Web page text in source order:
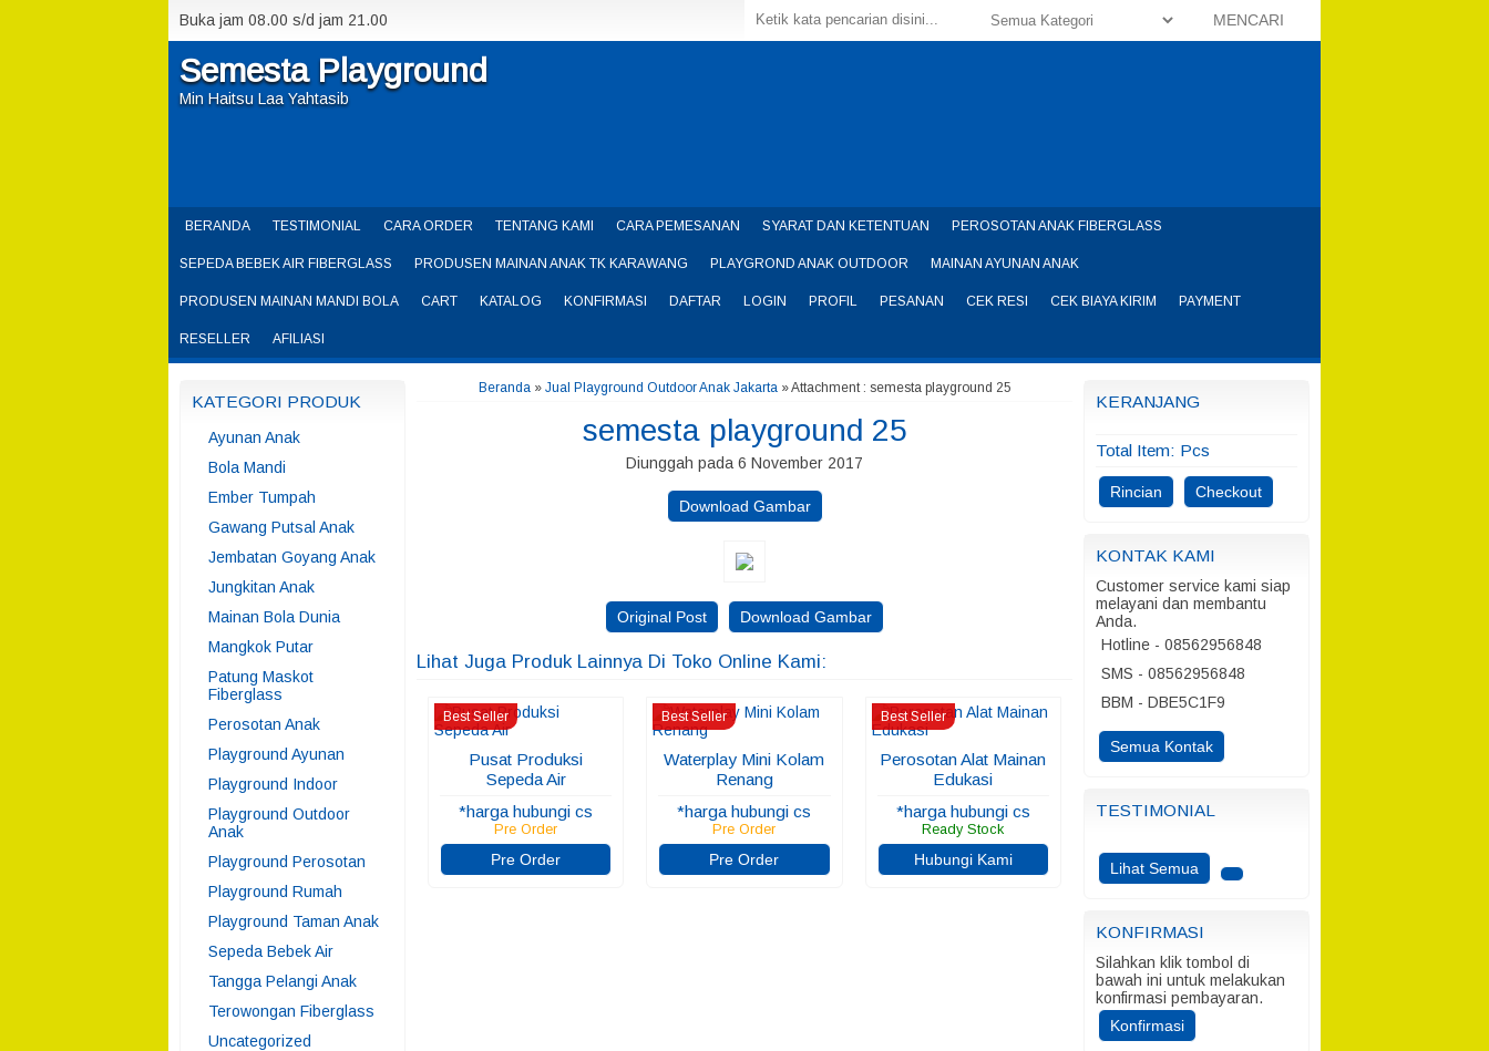
Buka jam 08.00 s/d jam 21.00 MENCARI
Semesta Playground
Min Haitsu Laa Yahtasib
BERANDA TESTIMONIAL CARA ORDER TENTANG KAMI CARA PEMESANAN SYARAT DAN KETENTUAN PEROSOTAN ANAK FIBERGLASS
SEPEDA BEBEK AIR FIBERGLASS PRODUSEN MAINAN ANAK TK KARAWANG PLAYGROND ANAK OUTDOOR MAINAN AYUNAN ANAK
PRODUSEN MAINAN MANDI BOLA CART KATALOG KONFIRMASI DAFTAR LOGIN PROFIL PESANAN CEK RESI CEK BIAYA KIRIM PAYMENT
RESELLER AFILIASI
KATEGORI PRODUK
Ayunan Anak
Bola Mandi
Ember Tumpah
Gawang Putsal Anak
Jembatan Goyang Anak
Jungkitan Anak
Mainan Bola Dunia
Mangkok Putar
Patung Maskot
Fiberglass
Perosotan Anak
Playground Ayunan
Playground Indoor
Playground Outdoor
Anak
Playground Perosotan
Playground Rumah
Playground Taman Anak
Sepeda Bebek Air
Tangga Pelangi Anak
Terowongan Fiberglass
Uncategorized
Beranda» Jual Playground Outdoor Anak Jakarta» Attachment : semesta playground 25
semesta playground 25
Diunggah pada 6 November 2017
Download Gambar
Original Post Download Gambar
Lihat Juga Produk Lainnya Di Toko Online Kami:
Best Seller
Pusat Produksi
Sepeda Air
*harga hubungi cs
Pre Order
Pre Order
Best Seller
Waterplay Mini Kolam
Renang
*harga hubungi cs
Pre Order
Pre Order
Best Seller
Perosotan Alat Mainan
Edukasi
*harga hubungi cs
Ready Stock
Hubungi Kami
KERANJANG
Total Item: Pcs
Rincian Checkout
KONTAK KAMI
Customer service kami siap
melayani dan membantu
Anda.
Hotline - 08562956848
SMS - 08562956848
BBM - DBE5C1F9
Semua Kontak
TESTIMONIAL
Lihat Semua
KONFIRMASI
Silahkan klik tombol di
bawah ini untuk melakukan
konfirmasi pembayaran.
Konfirmasi